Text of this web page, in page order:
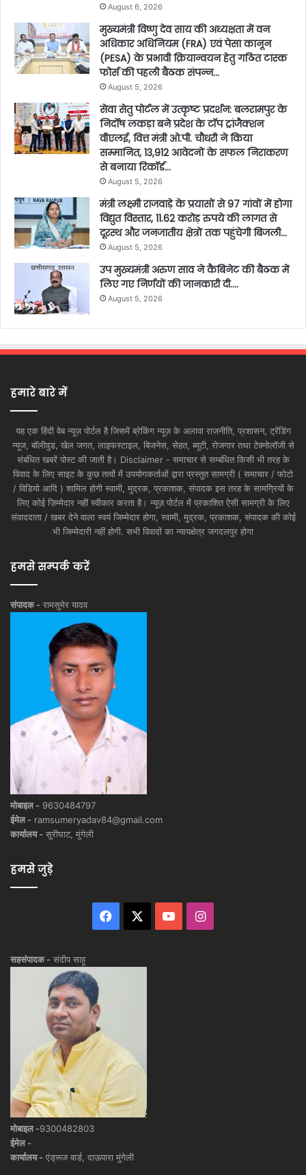
August 6, 2026
मुख्यमंत्री विष्णु देव साय की अध्यक्षता में वन
अधिकार अधिनियम (FRA) एवं पेसा कानून
(PESA) के प्रभावी क्रियान्वयन हेतु गठित टास्क
फोर्स की पहली बैठक संपन्न…
August 5, 2026
सेवा सेतु पोर्टल में उत्कृष्ट प्रदर्शन: बलरामपुर के
निर्दोष लकड़ा बने प्रदेश के टॉप ट्रांजैक्शन
वीएलई, वित्त मंत्री ओ.पी. चौधरी ने किया
सम्मानित, 13,912 आवेदनों के सफल निराकरण
से बनाया रिकॉर्ड…
August 5, 2026
मंत्री लक्ष्मी राजवाड़े के प्रयासों से 97 गांवों में होगा
विद्युत विस्तार, 11.62 करोड़ रुपये की लागत से
दूरस्थ और जनजातीय क्षेत्रों तक पहुंचेगी बिजली…
August 5, 2026
उप मुख्यमंत्री अरुण साव ने कैबिनेट की बैठक में
लिए गए निर्णयों की जानकारी दी….
August 5, 2026
हमारे बारे में
यह एक हिंदी वेब न्यूज़ पोर्टल है जिसमें ब्रेकिंग न्यूज़ के अलावा राजनीति, प्रशासन, ट्रेंडिंग
न्यूज, बॉलीवुड, खेल जगत, लाइफस्टाइल, बिजनेस, सेहत, ब्यूटी, रोजगार तथा टेक्नोलॉजी से
संबंधित खबरें पोस्ट की जाती है। Disclaimer - समाचार से सम्बंधित किसी भी तरह के
विवाद के लिए साइट के कुछ तत्वों में उपयोगकर्ताओं द्वारा प्रस्तुत सामग्री ( समाचार / फोटो
/ विडियो आदि ) शामिल होगी स्वामी, मुद्रक, प्रकाशक, संपादक इस तरह के सामग्रियों के
लिए कोई ज़िम्मेदार नहीं स्वीकार करता है। न्यूज़ पोर्टल में प्रकाशित ऐसी सामग्री के लिए
संवाददाता / खबर देने वाला स्वयं जिम्मेदार होगा, स्वामी, मुद्रक, प्रकाशक, संपादक की कोई
भी जिम्मेदारी नहीं होगी. सभी विवादों का न्यायक्षेत्र जगदलपुर होगा
हमसे सम्पर्क करें
संपादक - रामसुमेर यादव
मोबाइल - 9630484797
ईमेल - ramsumeryadav84@gmail.com
कार्यालय - सुरीघाट, मुंगेली
हमसे जुड़े
Facebook YouTubeInstagram
सहसंपादक - संदीप साहू
मोबाइल -9300482803
ईमेल -
कार्यालय - एंड्रूज वार्ड, दाऊपारा मुंगेली